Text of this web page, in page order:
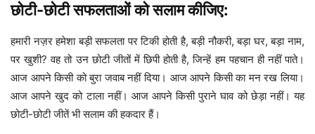
छोटी-छोटी सफलताओं को सलाम कीजिए:
हमारी नज़र हमेशा बड़ी सफलता पर टिकी होती है, बड़ी नौकरी, बड़ा घर, बड़ा नाम,
पर खुशी? वह तो उन छोटी जीतों में छिपी होती है, जिन्हें हम पहचान ही नहीं पाते।
आज आपने किसी को बुरा जवाब नहीं दिया। आज आपने किसी का मन रख लिया।
आज आपने खुद को टाला नहीं। आज आपने किसी पुराने घाव को छेड़ा नहीं। यह
छोटी-छोटी जीतें भी सलाम की हकदार हैं।